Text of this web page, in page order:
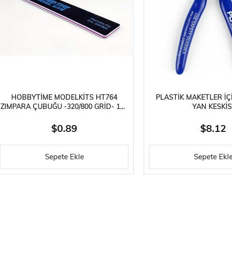
HOBBYTIME MODELKITS HT764
ZIMPARA ÇUBUĞU -320/800 GRID- 180
$0.89
Sepete Ekle
PLASTIK MAKETLER
YAN
$8.12
Sepete